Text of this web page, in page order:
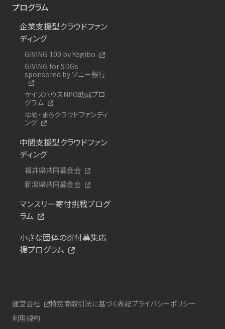
プログラム
企業支援型クラウドファン
ディング
GIVING 100 by Yogibo
GIVING for SDGs
sponsored by ソニー銀行
ケイズハウスNPO助成プロ
グラム
ゆめ・まちクラウドファンディ
ング
中間支援型クラウドファン
ディング
福井県共同募金会
新潟県共同募金会
マンスリー寄付挑戦プログ
ラム
小さな団体の寄付募集応
援プログラム
運営会社 特定商取引法に基づく表記プライバシーポリシー
利用規約